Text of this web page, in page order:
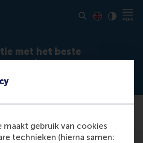
maakt gebruik van cookies
technieken (hierna samen:
met het beste